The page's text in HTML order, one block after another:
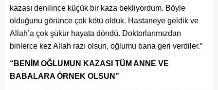
kazası denilince küçük bir kaza bekliyordum. Böyle
olduğunu görünce çok kötü olduk. Hastaneye geldik ve
Allah’a çok şükür hayata döndü. Doktorlarımızdan
binlerce kez Allah razı olsun, oğlumu bana geri verdiler.”
“BENİM OĞLUMUN KAZASI TÜM ANNE VE
BABALARA ÖRNEK OLSUN”